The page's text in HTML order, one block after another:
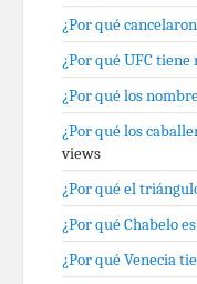
¿Por qué
¿Por qué UFC tiene
¿Por qué los
¿Por qué los
views
¿Por qué el
¿Por qué Chabelo
¿Por qué Venecia